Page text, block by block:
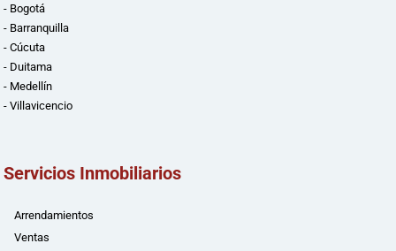
- Bogotá
- Barranquilla
- Cúcuta
- Duitama
- Medellín
- Villavicencio
Servicios Inmobiliarios
Arrendamientos
Ventas